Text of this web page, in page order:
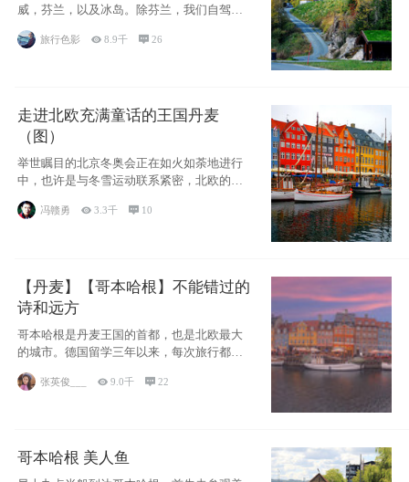
威，芬兰，以及冰岛。除芬兰，我们自驾游
旅行色影 8.9千 26
走进北欧充满童话的王国丹麦
（图）
举世瞩目的北京冬奥会正在如火如荼地进行
中，也许是与冬雪运动联系紧密，北欧的一
些国家因
冯赣勇 3.3千  10
【丹麦】【哥本哈根】不能错过的
诗和远方
哥本哈根是丹麦王国的首都，也是北欧最大
的城市。德国留学三年以来，每次旅行都是
张英俊___ 9.0千 22
哥本哈根 美人鱼